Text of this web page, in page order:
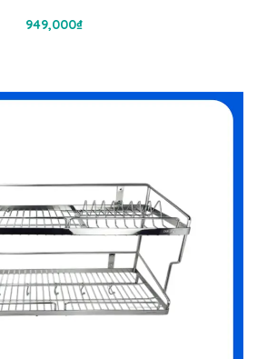
949,000₫
Thêm Vào Giỏ Hàng